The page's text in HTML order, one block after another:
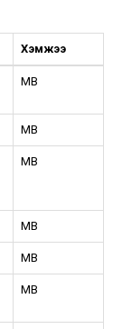
Хэмжээ
MB
MB
MB
MB
MB
MB